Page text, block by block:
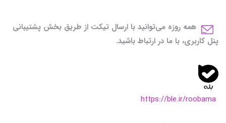
همه روزه می‌توانید با ارسال تیکت از طریق بخش پشتیبانی
پنل کاربری، با ما در ارتباط باشید.
https://ble.ir/roobama